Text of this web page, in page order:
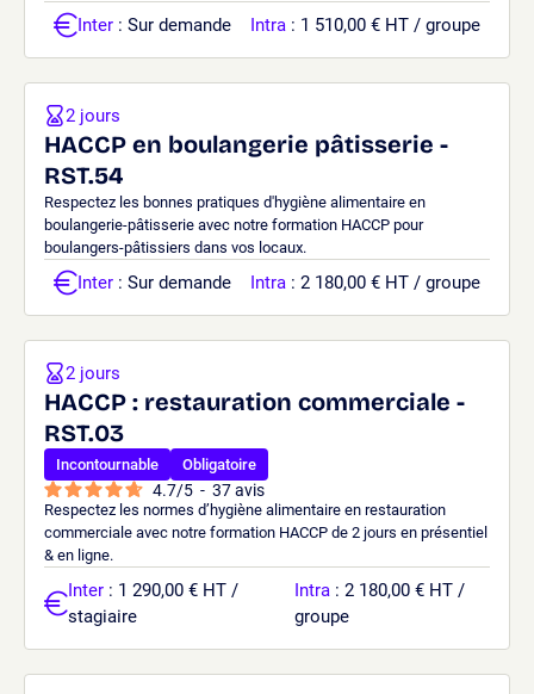
Inter : Sur demande Intra : 1 510,00 € HT / groupe
HACCP en boulangerie pâtisserie -
RST.54
Respectez les bonnes pratiques d'hygiène alimentaire en
boulangerie-pâtisserie avec notre formation HACCP pour
boulangers-pâtissiers dans vos locaux.
2 jours
Inter : Sur demande Intra : 2 180,00 € HT / groupe
HACCP : restauration commerciale -
RST.03
Incontournable Obligatoire
4.7/5 - 37avis
Respectez les normes d’hygiène alimentaire en restauration
commerciale avec notre formation HACCP de 2 jours en présentiel
& en ligne.
2 jours
Inter : 1 290,00 € HT /
stagiaire
Intra : 2 180,00 € HT /
groupe